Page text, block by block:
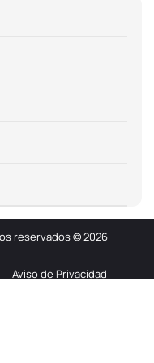
reservados © 2026
Aviso de Privacidad